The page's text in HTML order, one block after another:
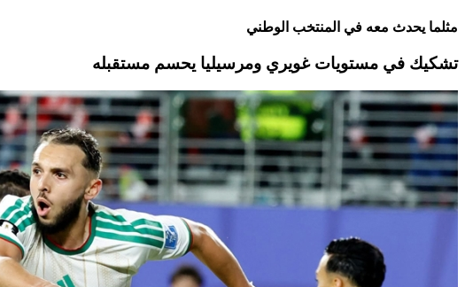
مثلما يحدث معه في المنتخب الوطني
تشكيك في مستويات غويري ومرسيليا يحسم مستقبله